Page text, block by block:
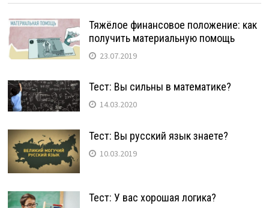
Тяжёлое финансовое положение: как
получить материальную помощь
23.07.2019
Тест: Вы сильны в математике?
14.03.2020
Тест: Вы русский язык знаете?
10.03.2019
Тест: У вас хорошая логика?